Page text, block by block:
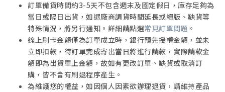
訂單備貨時間約3-5天不包含週末及國定假日，庫存足夠為
當日或隔日出貨，如遇廠商調貨時間延長或絕版、缺貨等
特殊情況，將另行通知。詳細請點選常見訂單問題 。
線上刷卡金額僅為訂單成立時，銀行預先授權金額，並未
立即扣款，待訂單完成寄出當日將進行請款，實際請款金
額即為出貨單上金額，故如有更改訂單、缺貨或取消訂
購，皆不會有刷退程序產生。
為維護您的權益，如因個人因素欲辦理退貨，請維持產品